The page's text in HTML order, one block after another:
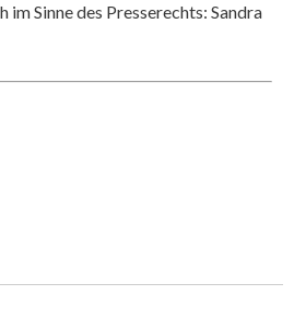
Sinne des Presserechts: Sandra